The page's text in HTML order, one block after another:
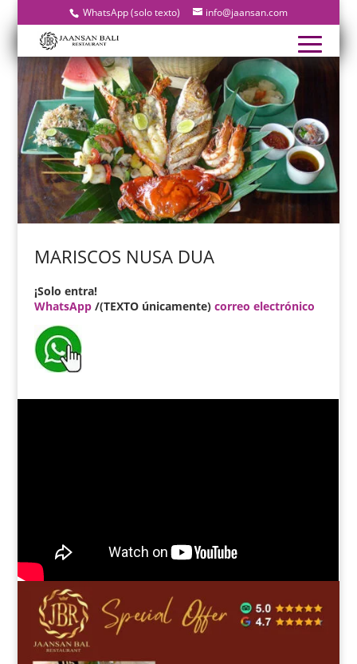
WhatsApp (solo texto) info@jaansan.com
MARISCOS NUSA DUA
¡Solo entra!
WhatsApp/(TEXTO únicamente) correo electrónico